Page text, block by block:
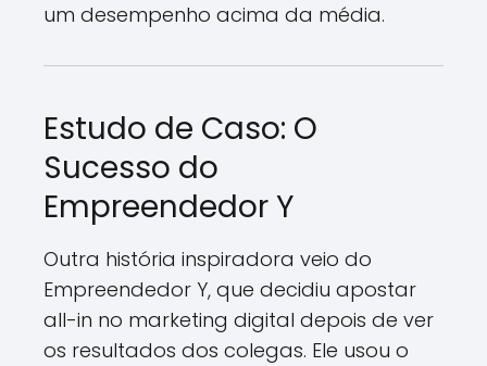
um desempenho acima da média.
Estudo de Caso: O
Sucesso do
Empreendedor Y
Outra história inspiradora veio do
Empreendedor Y, que decidiu apostar
all-in no marketing digital depois de ver
os resultados dos colegas. Ele usou o